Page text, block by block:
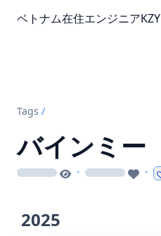
ベトナム在住エンジニアKZY
Tags /
バインミー
loading · loading ·
2025